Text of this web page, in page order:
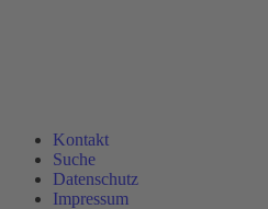
Kontakt
Suche
Datenschutz
Impressum